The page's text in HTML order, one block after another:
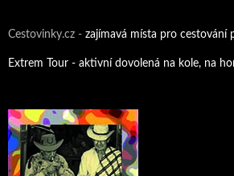
Cestovinky.cz - zajímavá místa pro cestování
Extrem Tour - aktivní dovolená na kole, na